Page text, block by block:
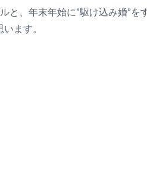
と、年末年始に”駆け込み婚”を
ます。